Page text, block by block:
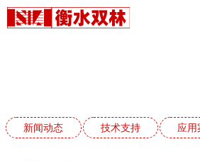
新闻动态 技术支持 应用